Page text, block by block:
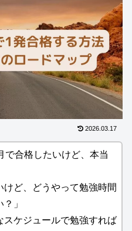
2026.03.17
で合格したいけど、本当
けど、どうやって勉強時間
」
スケジュールで勉強すれば